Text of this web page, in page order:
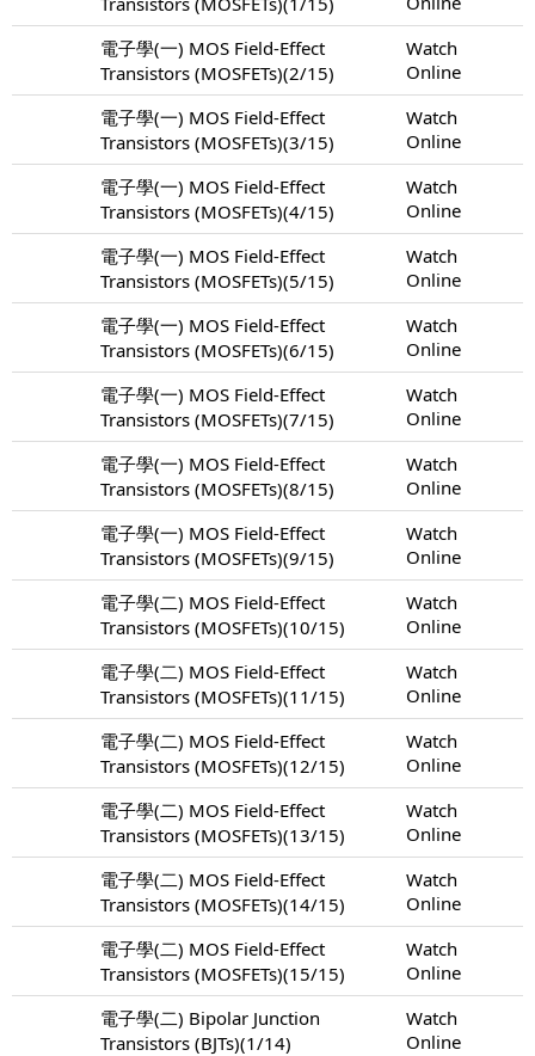
電子學(一) MOS Field-Effect
Transistors (MOSFETs)(2/15)
Watch
Online
電子學(一) MOS Field-Effect
Transistors (MOSFETs)(3/15)
Watch
Online
電子學(一) MOS Field-Effect
Transistors (MOSFETs)(4/15)
Watch
Online
電子學(一) MOS Field-Effect
Transistors (MOSFETs)(5/15)
Watch
Online
電子學(一) MOS Field-Effect
Transistors (MOSFETs)(6/15)
Watch
Online
電子學(一) MOS Field-Effect
Transistors (MOSFETs)(7/15)
Watch
Online
電子學(一) MOS Field-Effect
Transistors (MOSFETs)(8/15)
Watch
Online
電子學(一) MOS Field-Effect
Transistors (MOSFETs)(9/15)
Watch
Online
電子學(二) MOS Field-Effect
Transistors (MOSFETs)(10/15)
Watch
Online
電子學(二) MOS Field-Effect
Transistors (MOSFETs)(11/15)
Watch
Online
電子學(二) MOS Field-Effect
Transistors (MOSFETs)(12/15)
Watch
Online
電子學(二) MOS Field-Effect
Transistors (MOSFETs)(13/15)
Watch
Online
電子學(二) MOS Field-Effect
Transistors (MOSFETs)(14/15)
Watch
Online
電子學(二) MOS Field-Effect
Transistors (MOSFETs)(15/15)
Watch
Online
電子學(二) Bipolar Junction
Transistors (BJTs)(1/14)
Watch
Online